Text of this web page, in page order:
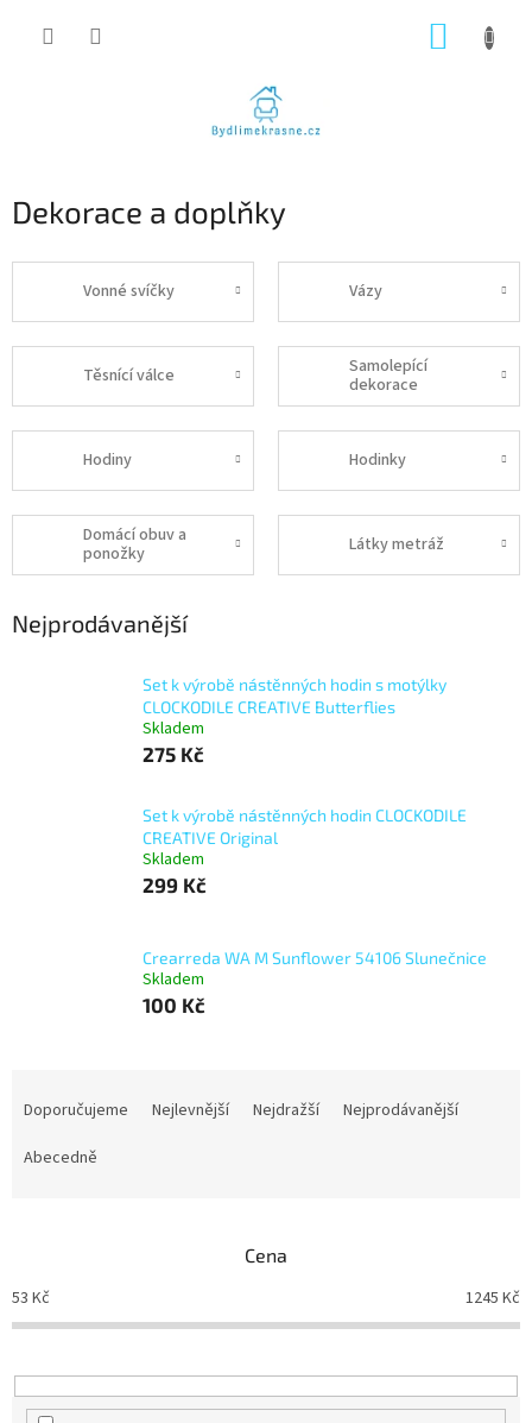
Dekorace a doplňky
Vonné svíčky Vázy
Těsnící válce
Samolepící
dekorace
Hodiny Hodinky
Domácí obuv a
ponožky
Látky metráž
Nejprodávanější
Set k výrobě nástěnných hodin s motýlky
CLOCKODILE CREATIVE Butterflies
Skladem
275 Kč
Set k výrobě nástěnných hodin CLOCKODILE
CREATIVE Original
Skladem
299 Kč
Crearreda WA M Sunflower 54106 Slunečnice
Skladem
100 Kč
o
d
k
t
Doporučujeme Nejlevnější Nejdražší
Nejprodávanější
Abecedně
Cena
53 Kč 1245 Kč